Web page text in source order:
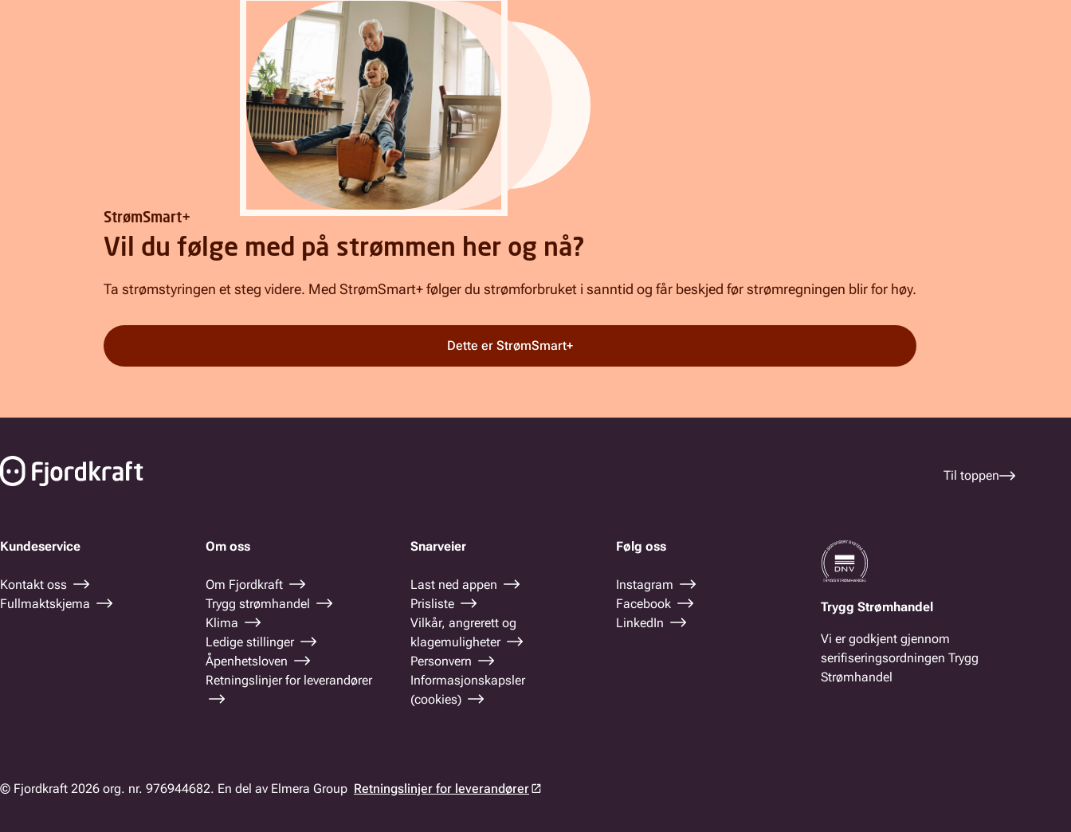
StrømSmart+
Vil du følge med på strømmen her og nå?
Ta strømstyringen et steg videre. Med StrømSmart+ følger du strømforbruket i sanntid og får beskjed før strømregningen blir for høy.
Dette er StrømSmart+
Til toppen
Kundeservice
Kontakt oss
Fullmaktskjema
Om oss
Om Fjordkraft
Trygg strømhandel
Klima
Ledige stillinger
Åpenhetsloven
Retningslinjer for leverandører
Snarveier
Last ned appen
Prisliste
Vilkår, angrerett og
klagemuligheter
Personvern
Informasjonskapsler
(cookies)
Følg oss
Instagram
Facebook
LinkedIn
Trygg Strømhandel
Vi er godkjent gjennom
serifiseringsordningen Trygg
Strømhandel
© Fjordkraft 2026 org. nr. 976944682. En del av Elmera Group Retningslinjer for leverandører